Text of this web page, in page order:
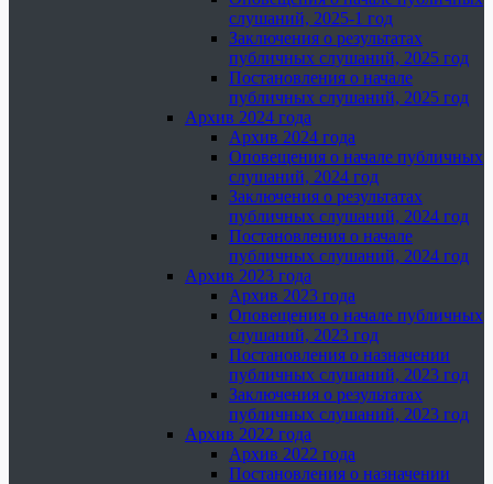
слушаний, 2025-1 год
Заключения о результатах
публичных слушаний, 2025 год
Постановления о начале
публичных слушаний, 2025 год
Архив 2024 года
Архив 2024 года
Оповещения о начале публичных
слушаний, 2024 год
Заключения о результатах
публичных слушаний, 2024 год
Постановления о начале
публичных слушаний, 2024 год
Архив 2023 года
Архив 2023 года
Оповещения о начале публичных
слушаний, 2023 год
Постановления о назначении
публичных слушаний, 2023 год
Заключения о результатах
публичных слушаний, 2023 год
Архив 2022 года
Архив 2022 года
Постановления о назначении